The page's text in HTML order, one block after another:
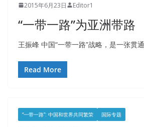
2015年6月23日 Editor1
“一带一路”为亚洲带路
王振峰 中国“一带一路”战略，是一张贯通
Read More
“一带一路”: 中国和世界共同繁荣 国际专题